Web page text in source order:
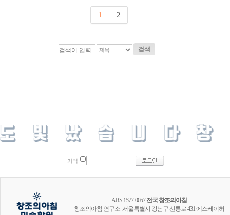
1 2
검색
기억
ARS 1577-0057전국 창조의아침
창조의아침 연구소 :서울특별시 강남구 선릉로 431 에스케이허